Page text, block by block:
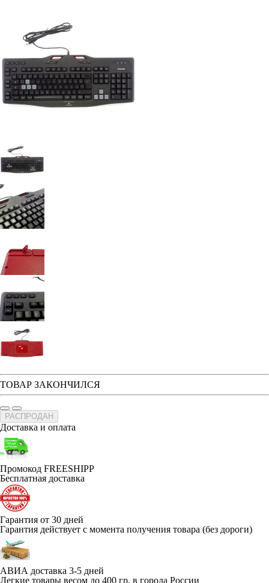
ТОВАР ЗАКОНЧИЛСЯ
РАСПРОДАН
Доставка и оплата
Промокод FREESHIPP
Бесплатная доставка
Гарантия от 30 дней
Гарантия действует с момента получения товара (без дороги)
АВИА доставка 3-5 дней
Легкие товары весом до 400 гр. в города России